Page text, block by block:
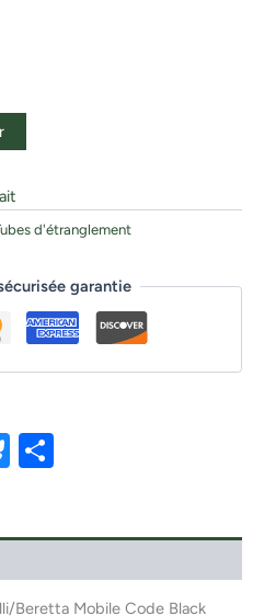
d'étranglement
garantie
Bluesky
Beretta Mobile Code Black